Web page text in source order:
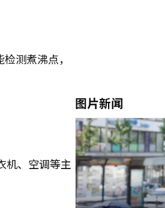
测煮沸点，
、空调等主
图片新闻